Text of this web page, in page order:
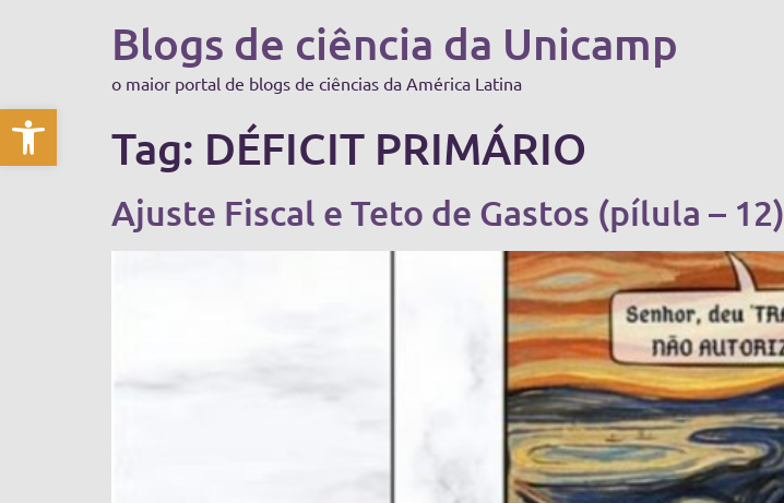
Abrir a barra de ferramentas
Blogs de ciência da Unicamp
o maior portal de blogs de ciências da América Latina
Tag: DÉFICIT PRIMÁRIO
Ajuste Fiscal e Teto de Gastos (pílula – 12)